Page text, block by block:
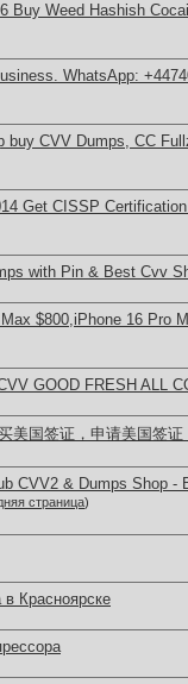
Buy Weed Hashish
WhatsApp:
buy CVV Dumps, CC
Get CISSP
with Pin & Best Cvv
$800,iPhone 16 Pro
GOOD FRESH ALL
美国签证，申请美国签证
CVV2 & Dumps Shop -
страница)
Красноярске